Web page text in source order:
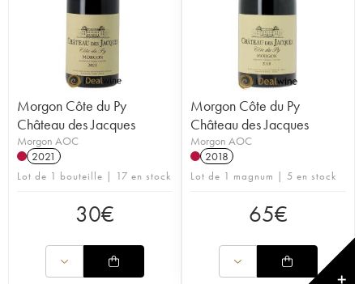
Morgon Côte du Py
Château des Jacques
Morgon AOC
2021
Lot de 1 bouteille | 17 en stock
30€
Morgon Côte du Py
Château des Jacques
Morgon AOC
2018
Lot de 1 magnum | 5 en stock
65€
✕